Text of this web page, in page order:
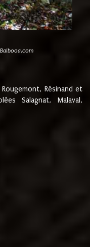
Résinand et
Salagnat, Malaval,